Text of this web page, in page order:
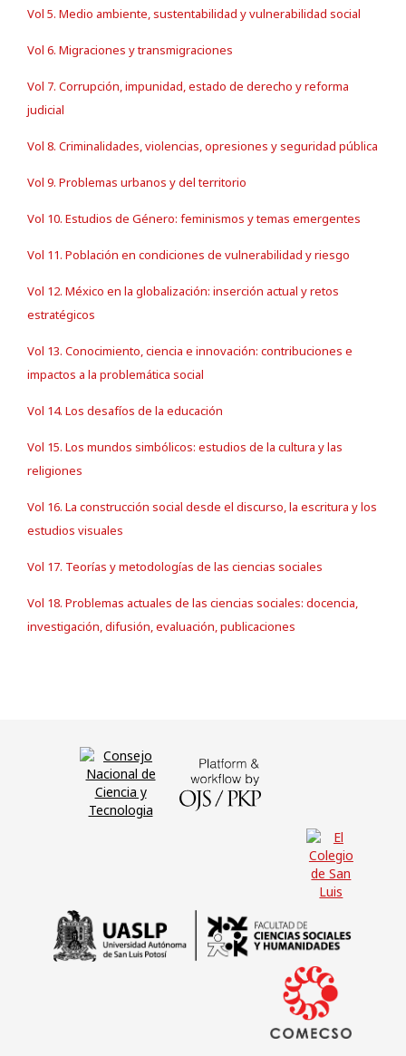
Vol 5. Medio ambiente, sustentabilidad y vulnerabilidad social
Vol 6. Migraciones y transmigraciones
Vol 7. Corrupción, impunidad, estado de derecho y reforma
judicial
Vol 8. Criminalidades, violencias, opresiones y seguridad pública
Vol 9. Problemas urbanos y del territorio
Vol 10. Estudios de Género: feminismos y temas emergentes
Vol 11. Población en condiciones de vulnerabilidad y riesgo
Vol 12. México en la globalización: inserción actual y retos
estratégicos
Vol 13. Conocimiento, ciencia e innovación: contribuciones e
impactos a la problemática social
Vol 14. Los desafíos de la educación
Vol 15. Los mundos simbólicos: estudios de la cultura y las
religiones
Vol 16. La construcción social desde el discurso, la escritura y los
estudios visuales
Vol 17. Teorías y metodologías de las ciencias sociales
Vol 18. Problemas actuales de las ciencias sociales: docencia,
investigación, difusión, evaluación, publicaciones